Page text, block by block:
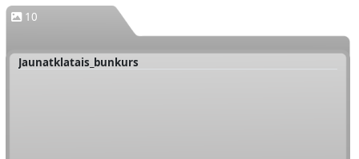
10
Jaunatklatais_bunkurs